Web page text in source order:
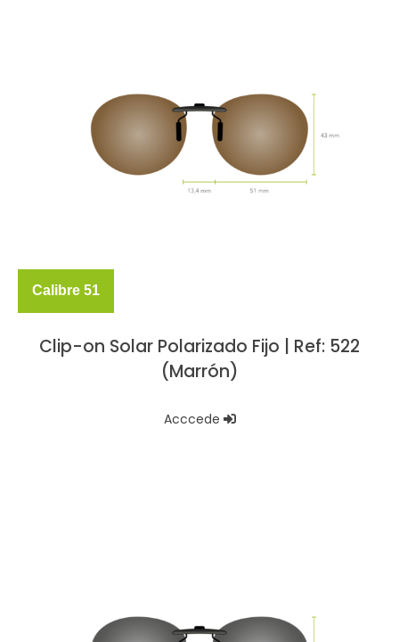
Calibre 51
Clip-on Solar Polarizado Fijo | Ref: 522
(Marrón)
Acccede